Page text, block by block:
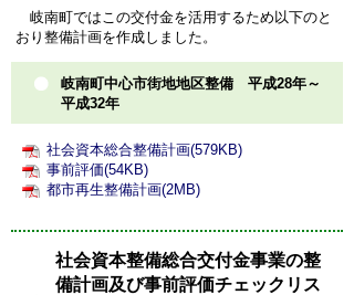
岐南町ではこの交付金を活用するため以下のと
おり整備計画を作成しました。
岐南町中心市街地地区整備 平成28年～
平成32年
社会資本総合整備計画(579KB)
事前評価(54KB)
都市再生整備計画(2MB)
社会資本整備総合交付金事業の整
備計画及び事前評価チェックリス